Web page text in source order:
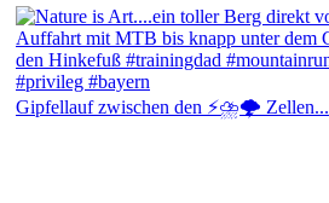
Gipfellauf zwischen den ⚡⛈️🌩️ Zellen...